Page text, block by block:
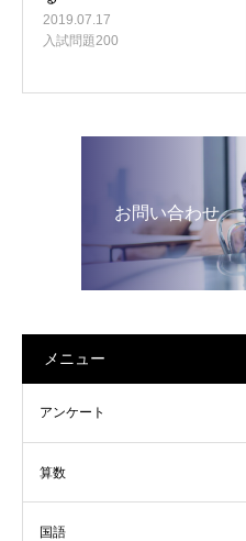
2019.07.17
入試問題200
お問い合わせ
メニュー
アンケート
算数
国語